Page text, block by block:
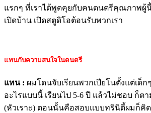
แรกๆ ที่เราได้พูดคุยกับคนดนตรีคุณภาพ
เปิดบ้าน เปิดสตูดิโอต้อนรับพวกเรา
แทนกับความสนใจในดนตรี
แทน : ผมโดนจับเรียนพวกเปียโนตั้งแต่เด็
อะไรแบบนี้ เรียนไป 5-6 ปี แล้วไม่ชอบ ก็ต
(หัวเราะ) ตอนนั้นคือสอบแบบทรินิตี้ผมก็คิด